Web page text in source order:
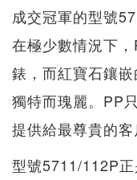
成交冠軍的型號
在極少數情況下
錶，而紅寶石鑲嵌
獨特而瑰麗。PP
提供給最尊貴的客
型號5711/112P